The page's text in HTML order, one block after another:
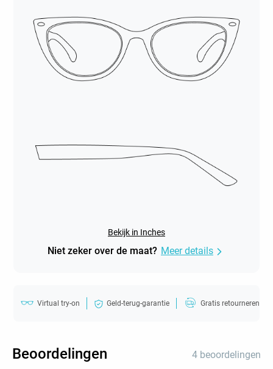
Bekijk in Inches
Niet zeker over de maat? Meer details
Virtual try-on Geld-terug-garantie Gratis retourneren
Beoordelingen 4 beoordelingen